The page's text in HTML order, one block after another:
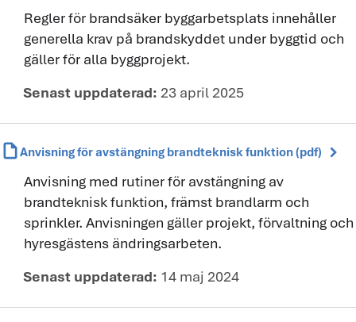
Regler för brandsäker byggarbetsplats innehåller
generella krav på brandskyddet under byggtid och
gäller för alla byggprojekt.
Senast uppdaterad: 23 april 2025
draftAnvisning för avstängning brandteknisk funktion (pdf) chevron_right
Anvisning med rutiner för avstängning av
brandteknisk funktion, främst brandlarm och
sprinkler. Anvisningen gäller projekt, förvaltning och
hyresgästens ändringsarbeten.
Senast uppdaterad: 14 maj 2024